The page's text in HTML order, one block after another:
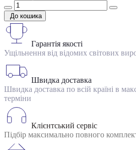
До кошика
Гарантія якості
Ущільнення від відомих світових
Швидка доставка
Швидка доставка по всій країні в
терміни
Клієнтський сервіс
Підбір максимально повного